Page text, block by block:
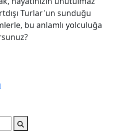
Turlar'un sunduğu
bu anlamlı yolculuğa